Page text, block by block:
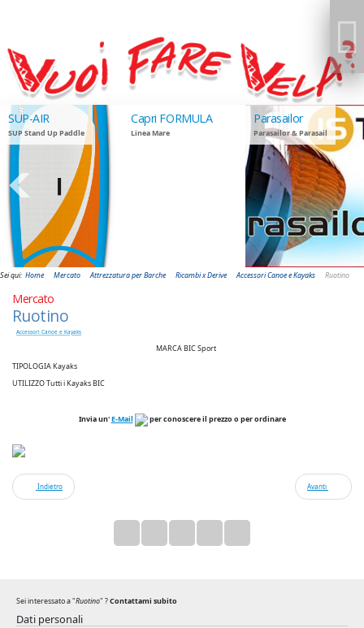
SUP-AIR
SUP Stand Up Paddle
Capri FORMULA
Linea Mare
Parasailor
Parasailor & Parasail
GIUDANSKY.COM
Sei qui: Home Mercato Attrezzatura per Barche Ricambi x Derive Accessori Canoe e Kayaks Ruotino
Mercato
Ruotino
Accessori Canoe e Kayaks
MARCA BIC Sport
TIPOLOGIA Kayaks
UTILIZZO Tutti i Kayaks BIC
Invia un'E-Mail per conoscere il prezzo o per ordinare
Indietro Avanti
Sei interessato a "Ruotino" ?Contattami subito
Dati personali